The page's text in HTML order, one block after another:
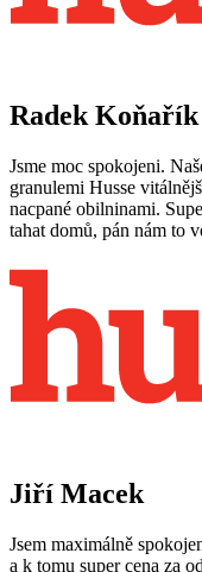
Radek Koňařík
Jsme moc spokojeni.
granulemi Husse
nacpané obilninami.
tahat domů, pán nám to
Jiří Macek
Jsem maximálně
a k tomu super cena za